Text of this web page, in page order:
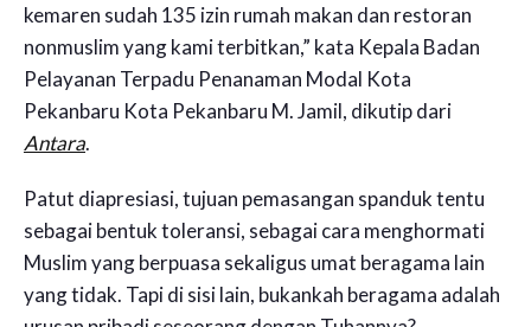
kemaren sudah 135 izin rumah makan dan restoran
nonmuslim yang kami terbitkan,” kata Kepala Badan
Pelayanan Terpadu Penanaman Modal Kota
Pekanbaru Kota Pekanbaru M. Jamil, dikutip dari
Antara.
Patut diapresiasi, tujuan pemasangan spanduk tentu
sebagai bentuk toleransi, sebagai cara menghormati
Muslim yang berpuasa sekaligus umat beragama lain
yang tidak. Tapi di sisi lain, bukankah beragama adalah